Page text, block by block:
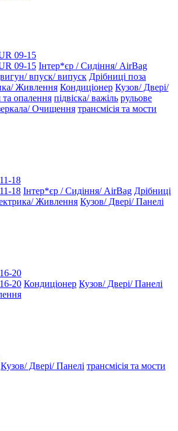
09-15
09-15 Інтер*єр / Сидіння/ AirBag
впуск/ випуск Дрібниці поза
Живлення Кондиціонер Кузов/ Двері/
опалення підвіска/ важіль рульове
Очищення трансмісія та мости
18
18 Інтер*єр / Сидіння/ AirBag Дрібниці
Живлення Кузов/ Двері/ Панелі
20
20 Кондиціонер Кузов/ Двері/ Панелі
Кузов/ Двері/ Панелі трансмісія та мости